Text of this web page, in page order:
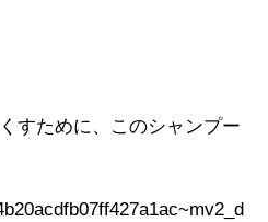
すために、このシャンプー